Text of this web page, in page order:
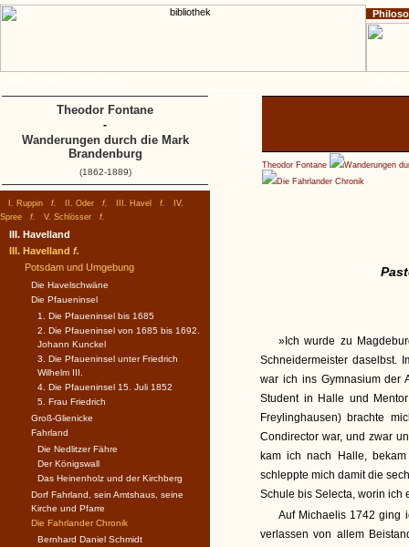
Theodor Fontane
Wanderungen
Die Fahrlander Chronik
»Ich wurde zu
Schneidermeister daselbst.
war ich ins Gymnasium der
Student in Halle und
Freylinghausen) brachte
Condirector war, und zwar
kam ich nach Halle,
schleppte mich damit die
Schule bis Selecta, worin ich
Auf Michaelis 1742 ging
verlassen von allem
I. Ruppin f. II. Oder f. III. Havel f.
IV.
Spree
f. V. Schlösser f.
III. Havelland
III. Havelland f.
Potsdam und Umgebung
Die Havelschwäne
Die Pfaueninsel
1. Die Pfaueninsel bis 1685
2. Die Pfaueninsel von 1685 bis 1692.
Johann Kunckel
3. Die Pfaueninsel unter Friedrich
Wilhelm III.
4. Die Pfaueninsel 15. Juli 1852
5. Frau Friedrich
Groß-Glienicke
Fahrland
Die Nedlitzer Fähre
Der Königswall
Das Heinenholz und der Kirchberg
Dorf Fahrland, sein Amtshaus, seine
Kirche und Pfarre
Die Fahrlander Chronik
Bernhard Daniel Schmidt
Theodor Fontane
-
Wanderungen durch die Mark
Brandenburg
(1862-1889)